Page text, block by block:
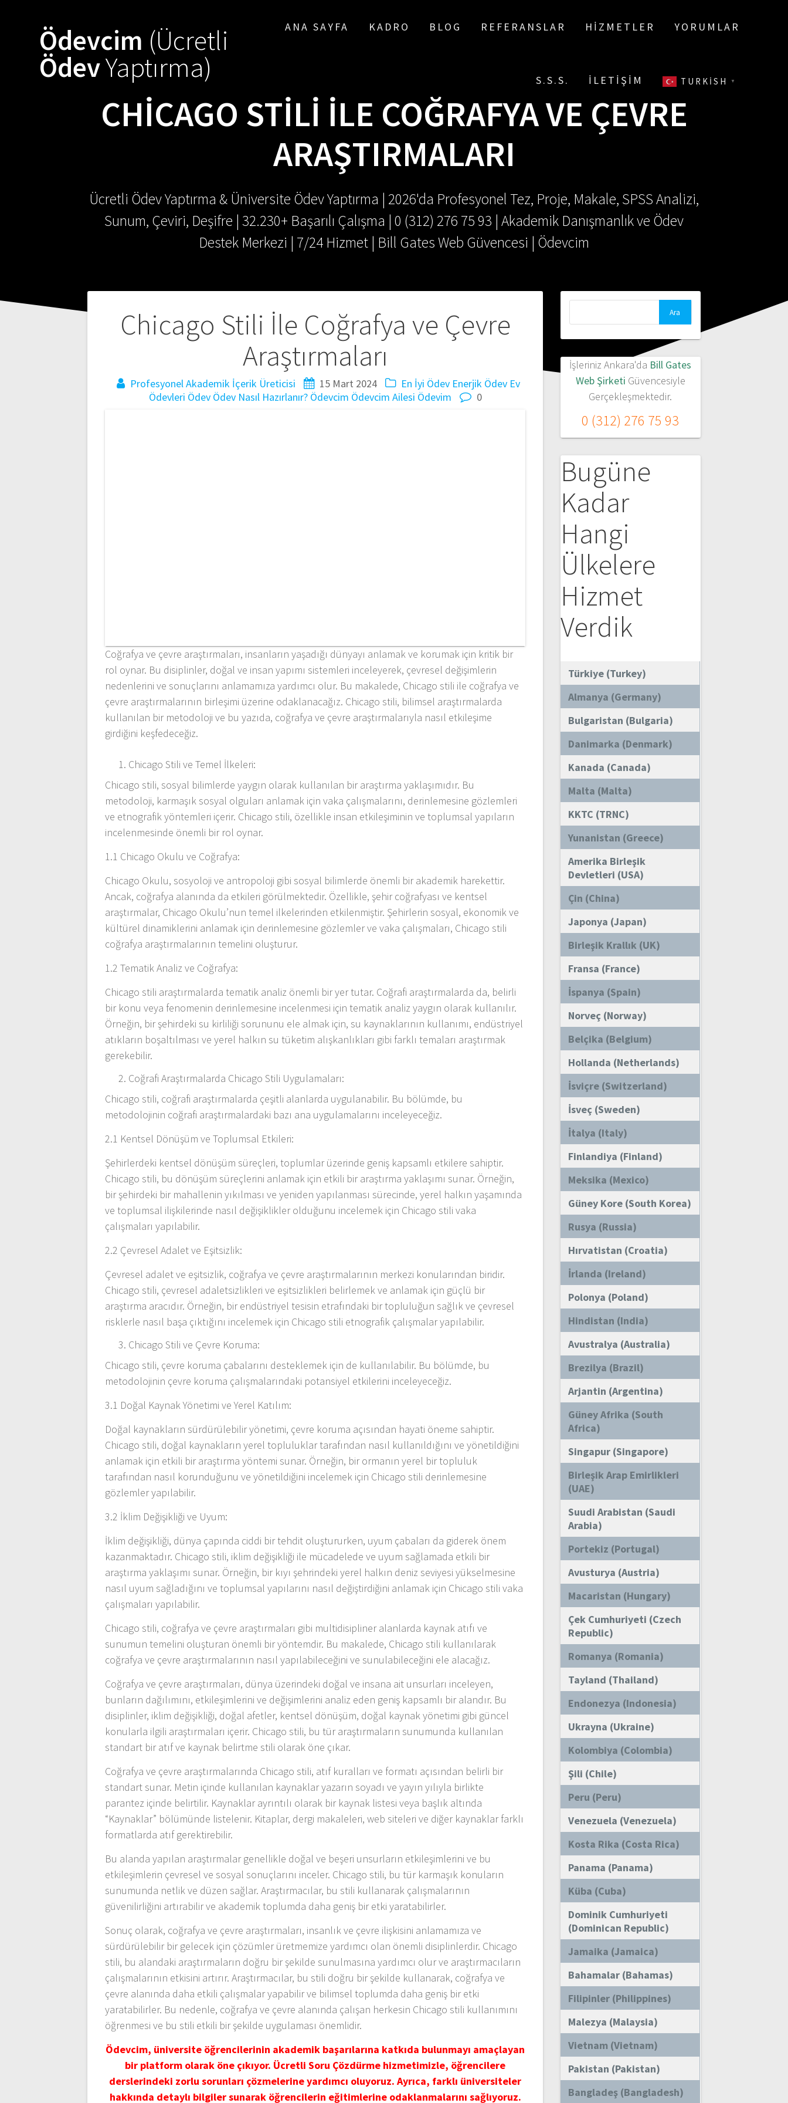
Ödevcim (Ücretli
ÖdevYaptırma)
ANA SAYFA KADRO BLOG REFERANSLAR HIZMETLER YORUMLAR
S.S.S. İLETIŞIM TURKISH ▼
CHICAGO STILI İLE COĞRAFYA VE ÇEVRE
ARAŞTIRMALARI
Ücretli Ödev Yaptırma & Üniversite Ödev Yaptırma | 2026'da Profesyonel Tez, Proje, Makale, SPSS Analizi,
Sunum, Çeviri, Deşifre | 32.230+ Başarılı Çalışma | 0 (312) 276 75 93 | Akademik Danışmanlık ve Ödev
Destek Merkezi | 7/24 Hizmet | Bill Gates Web Güvencesi | Ödevcim
Chicago Stili İle Coğrafya ve Çevre
Araştırmaları
Profesyonel Akademik İçerik Üreticisi 15 Mart 2024 En İyi Ödev Enerjik Ödev Ev
Ödevleri Ödev Ödev Nasıl Hazırlanır? Ödevcim Ödevcim Ailesi Ödevim 0
Coğrafya ve çevre araştırmaları, insanların yaşadığı dünyayı anlamak ve korumak için kritik bir
rol oynar. Bu disiplinler, doğal ve insan yapımı sistemleri inceleyerek, çevresel değişimlerin
nedenlerini ve sonuçlarını anlamamıza yardımcı olur. Bu makalede, Chicago stili ile coğrafya ve
çevre araştırmalarının birleşimi üzerine odaklanacağız. Chicago stili, bilimsel araştırmalarda
kullanılan bir metodoloji ve bu yazıda, coğrafya ve çevre araştırmalarıyla nasıl etkileşime
girdiğini keşfedeceğiz.
Chicago Stili ve Temel İlkeleri:
Chicago stili, sosyal bilimlerde yaygın olarak kullanılan bir araştırma yaklaşımıdır. Bu
metodoloji, karmaşık sosyal olguları anlamak için vaka çalışmalarını, derinlemesine gözlemleri
ve etnografik yöntemleri içerir. Chicago stili, özellikle insan etkileşiminin ve toplumsal yapıların
incelenmesinde önemli bir rol oynar.
1.1 Chicago Okulu ve Coğrafya:
Chicago Okulu, sosyoloji ve antropoloji gibi sosyal bilimlerde önemli bir akademik harekettir.
Ancak, coğrafya alanında da etkileri görülmektedir. Özellikle, şehir coğrafyası ve kentsel
araştırmalar, Chicago Okulu’nun temel ilkelerinden etkilenmiştir. Şehirlerin sosyal, ekonomik ve
kültürel dinamiklerini anlamak için derinlemesine gözlemler ve vaka çalışmaları, Chicago stili
coğrafya araştırmalarının temelini oluşturur.
1.2 Tematik Analiz ve Coğrafya:
Chicago stili araştırmalarda tematik analiz önemli bir yer tutar. Coğrafi araştırmalarda da, belirli
bir konu veya fenomenin derinlemesine incelenmesi için tematik analiz yaygın olarak kullanılır.
Örneğin, bir şehirdeki su kirliliği sorununu ele almak için, su kaynaklarının kullanımı, endüstriyel
atıkların boşaltılması ve yerel halkın su tüketim alışkanlıkları gibi farklı temaları araştırmak
gerekebilir.
Coğrafi Araştırmalarda Chicago Stili Uygulamaları:
Chicago stili, coğrafi araştırmalarda çeşitli alanlarda uygulanabilir. Bu bölümde, bu
metodolojinin coğrafi araştırmalardaki bazı ana uygulamalarını inceleyeceğiz.
2.1 Kentsel Dönüşüm ve Toplumsal Etkileri:
Şehirlerdeki kentsel dönüşüm süreçleri, toplumlar üzerinde geniş kapsamlı etkilere sahiptir.
Chicago stili, bu dönüşüm süreçlerini anlamak için etkili bir araştırma yaklaşımı sunar. Örneğin,
bir şehirdeki bir mahallenin yıkılması ve yeniden yapılanması sürecinde, yerel halkın yaşamında
ve toplumsal ilişkilerinde nasıl değişiklikler olduğunu incelemek için Chicago stili vaka
çalışmaları yapılabilir.
2.2 Çevresel Adalet ve Eşitsizlik:
Çevresel adalet ve eşitsizlik, coğrafya ve çevre araştırmalarının merkezi konularından biridir.
Chicago stili, çevresel adaletsizlikleri ve eşitsizlikleri belirlemek ve anlamak için güçlü bir
araştırma aracıdır. Örneğin, bir endüstriyel tesisin etrafındaki bir topluluğun sağlık ve çevresel
risklerle nasıl başa çıktığını incelemek için Chicago stili etnografik çalışmalar yapılabilir.
Chicago Stili ve Çevre Koruma:
Chicago stili, çevre koruma çabalarını desteklemek için de kullanılabilir. Bu bölümde, bu
metodolojinin çevre koruma çalışmalarındaki potansiyel etkilerini inceleyeceğiz.
3.1 Doğal Kaynak Yönetimi ve Yerel Katılım:
Doğal kaynakların sürdürülebilir yönetimi, çevre koruma açısından hayati öneme sahiptir.
Chicago stili, doğal kaynakların yerel topluluklar tarafından nasıl kullanıldığını ve yönetildiğini
anlamak için etkili bir araştırma yöntemi sunar. Örneğin, bir ormanın yerel bir topluluk
tarafından nasıl korunduğunu ve yönetildiğini incelemek için Chicago stili derinlemesine
gözlemler yapılabilir.
3.2 İklim Değişikliği ve Uyum:
İklim değişikliği, dünya çapında ciddi bir tehdit oluştururken, uyum çabaları da giderek önem
kazanmaktadır. Chicago stili, iklim değişikliği ile mücadelede ve uyum sağlamada etkili bir
araştırma yaklaşımı sunar. Örneğin, bir kıyı şehrindeki yerel halkın deniz seviyesi yükselmesine
nasıl uyum sağladığını ve toplumsal yapılarını nasıl değiştirdiğini anlamak için Chicago stili vaka
çalışmaları yapılabilir.
Chicago stili, coğrafya ve çevre araştırmaları gibi multidisipliner alanlarda kaynak atıfı ve
sunumun temelini oluşturan önemli bir yöntemdir. Bu makalede, Chicago stili kullanılarak
coğrafya ve çevre araştırmalarının nasıl yapılabileceğini ve sunulabileceğini ele alacağız.
Coğrafya ve çevre araştırmaları, dünya üzerindeki doğal ve insana ait unsurları inceleyen,
bunların dağılımını, etkileşimlerini ve değişimlerini analiz eden geniş kapsamlı bir alandır. Bu
disiplinler, iklim değişikliği, doğal afetler, kentsel dönüşüm, doğal kaynak yönetimi gibi güncel
konularla ilgili araştırmaları içerir. Chicago stili, bu tür araştırmaların sunumunda kullanılan
standart bir atıf ve kaynak belirtme stili olarak öne çıkar.
Coğrafya ve çevre araştırmalarında Chicago stili, atıf kuralları ve formatı açısından belirli bir
standart sunar. Metin içinde kullanılan kaynaklar yazarın soyadı ve yayın yılıyla birlikte
parantez içinde belirtilir. Kaynaklar ayrıntılı olarak bir kaynak listesi veya başlık altında
“Kaynaklar” bölümünde listelenir. Kitaplar, dergi makaleleri, web siteleri ve diğer kaynaklar farklı
formatlarda atıf gerektirebilir.
Bu alanda yapılan araştırmalar genellikle doğal ve beşeri unsurların etkileşimlerini ve bu
etkileşimlerin çevresel ve sosyal sonuçlarını inceler. Chicago stili, bu tür karmaşık konuların
sunumunda netlik ve düzen sağlar. Araştırmacılar, bu stili kullanarak çalışmalarının
güvenilirliğini artırabilir ve akademik toplumda daha geniş bir etki yaratabilirler.
Sonuç olarak, coğrafya ve çevre araştırmaları, insanlık ve çevre ilişkisini anlamamıza ve
sürdürülebilir bir gelecek için çözümler üretmemize yardımcı olan önemli disiplinlerdir. Chicago
stili, bu alandaki araştırmaların doğru bir şekilde sunulmasına yardımcı olur ve araştırmacıların
çalışmalarının etkisini artırır. Araştırmacılar, bu stili doğru bir şekilde kullanarak, coğrafya ve
çevre alanında daha etkili çalışmalar yapabilir ve bilimsel toplumda daha geniş bir etki
yaratabilirler. Bu nedenle, coğrafya ve çevre alanında çalışan herkesin Chicago stili kullanımını
öğrenmesi ve bu stili etkili bir şekilde uygulaması önemlidir.
Ödevcim, üniversite öğrencilerinin akademik başarılarına katkıda bulunmayı amaçlayan
bir platform olarak öne çıkıyor. Ücretli Soru Çözdürme hizmetimizle, öğrencilere
derslerindeki zorlu sorunları çözmelerine yardımcı oluyoruz. Ayrıca, farklı üniversiteler
hakkında detaylı bilgiler sunarak öğrencilerin eğitimlerine odaklanmalarını sağlıyoruz.
Yazı
İşleriniz Ankara'da Bill Gates
Web Şirketi Güvencesiyle
Gerçekleşmektedir.
0 (312) 276 75 93
Bugüne
Kadar
Hangi
Ülkelere
Hizmet
Verdik
Türkiye (Turkey)
Almanya (Germany)
Bulgaristan (Bulgaria)
Danimarka (Denmark)
Kanada (Canada)
Malta (Malta)
KKTC (TRNC)
Yunanistan (Greece)
Amerika Birleşik
Devletleri (USA)
Çin (China)
Japonya (Japan)
Birleşik Krallık (UK)
Fransa (France)
İspanya (Spain)
Norveç (Norway)
Belçika (Belgium)
Hollanda (Netherlands)
İsviçre (Switzerland)
İsveç (Sweden)
İtalya (Italy)
Finlandiya (Finland)
Meksika (Mexico)
Güney Kore (South Korea)
Rusya (Russia)
Hırvatistan (Croatia)
İrlanda (Ireland)
Polonya (Poland)
Hindistan (India)
Avustralya (Australia)
Brezilya (Brazil)
Arjantin (Argentina)
Güney Afrika (South
Africa)
Singapur (Singapore)
Birleşik Arap Emirlikleri
(UAE)
Suudi Arabistan (Saudi
Arabia)
Portekiz (Portugal)
Avusturya (Austria)
Macaristan (Hungary)
Çek Cumhuriyeti (Czech
Republic)
Romanya (Romania)
Tayland (Thailand)
Endonezya (Indonesia)
Ukrayna (Ukraine)
Kolombiya (Colombia)
Şili (Chile)
Peru (Peru)
Venezuela (Venezuela)
Kosta Rika (Costa Rica)
Panama (Panama)
Küba (Cuba)
Dominik Cumhuriyeti
(Dominican Republic)
Jamaika (Jamaica)
Bahamalar (Bahamas)
Filipinler (Philippines)
Malezya (Malaysia)
Vietnam (Vietnam)
Pakistan (Pakistan)
Bangladeş (Bangladesh)